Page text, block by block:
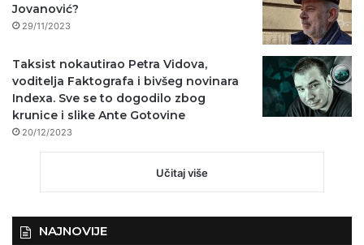
Jovanović?
29/11/2023
Taksist nokautirao Petra Vidova,
voditelja Faktografa i bivšeg novinara
Indexa. Sve se to dogodilo zbog
krunice i slike Ante Gotovine
20/12/2023
Učitaj više
NAJNOVIJE